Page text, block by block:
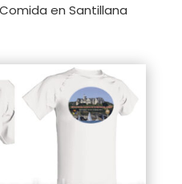
en Santillana